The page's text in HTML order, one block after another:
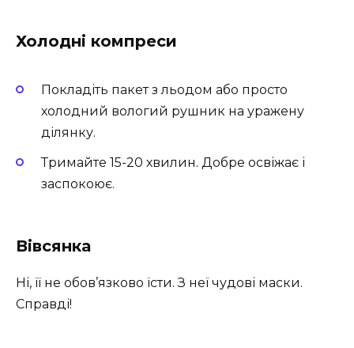
Холодні компреси
Покладіть пакет з льодом або просто
холодний вологий рушник на уражену
ділянку.
Тримайте 15-20 хвилин. Добре освіжає і
заспокоює.
Вівсянка
Ні, її не обов’язково їсти. З неї чудові маски.
Справді!